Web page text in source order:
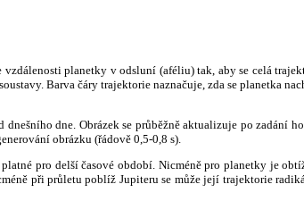
planetky v odsluní (aféliu) tak, aby se celá
Barva čáry trajektorie naznačuje, zda se planetka
dne. Obrázek se průběžně aktualizuje po zadání
obrázku (řádově 0,5-0,8 s).
pro delší časové období. Nicméně pro planetky je
při průletu poblíž Jupiteru se může její trajektorie